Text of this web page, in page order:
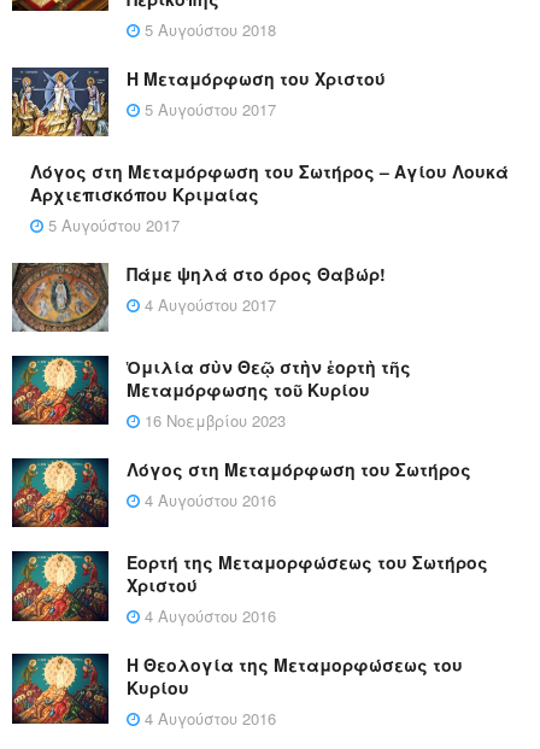
5 Αυγούστου 2018
Η Μεταμόρφωση του Χριστού
5 Αυγούστου 2017
Λόγος στη Μεταμόρφωση του Σωτήρος – Αγίου Λουκά
Αρχιεπισκόπου Κριμαίας
5 Αυγούστου 2017
Πάμε ψηλά στο όρος Θαβώρ!
4 Αυγούστου 2017
Ὁμιλία σὺν Θεῷ στὴν ἑορτὴ τῆς
Μεταμόρφωσης τοῦ Κυρίου
16 Νοεμβρίου 2023
Λόγος στη Μεταμόρφωση του Σωτήρος
4 Αυγούστου 2016
Εορτή της Μεταμορφώσεως του Σωτήρος
Χριστού
4 Αυγούστου 2016
Η Θεολογία της Μεταμορφώσεως του
Κυρίου
4 Αυγούστου 2016